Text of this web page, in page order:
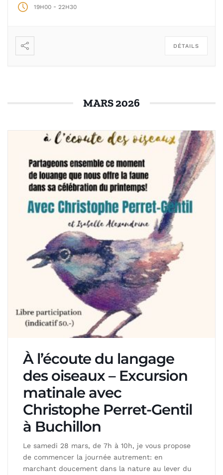
racontent avoir franchi les frontières du corps
19H00 - 22H30
DÉTAILS
MARS 2026
À l’écoute du langage
des oiseaux – Excursion
matinale avec
Christophe Perret-Gentil
à Buchillon
Le samedi 28 mars, de 7h à 10h, je vous propose
de commencer la journée autrement: en
marchant doucement dans la nature au lever du